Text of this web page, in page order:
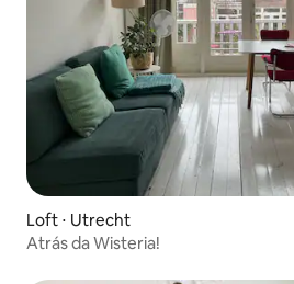
Loft ⋅ Utrecht
Atrás da Wisteria!